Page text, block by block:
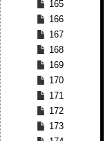
165
166
167
168
169
170
171
172
173